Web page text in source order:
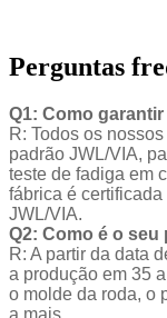
Perguntas
Q1: Como
R: Todos os
padrão JWL/VIA,
teste de fadiga em
fábrica é
JWL/VIA.
Q2: Como é o seu
R: A partir da data
a produção em 35
o molde da roda, o